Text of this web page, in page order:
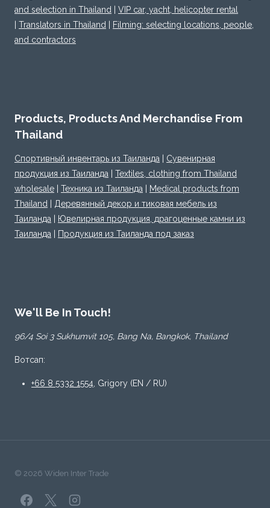
and selection in Thailand
VIP car, yacht, helicopter rental
Translators in Thailand
Filming: selecting locations, people,
and contractors
Products, Products And Merchandise From
Thailand
Спортивный инвентарь из Таиланда
Сувенирная
продукция из Таиланда
Textiles, clothing from Thailand
wholesale
Техника из Таиланда
Medical products from
Thailand
Деревянный декор и тиковая мебель из
Таиланда
Ювелирная продукция, драгоценные камни из
Таиланда
Продукция из Таиланда под заказ
We'll Be In Touch!
96/4 Soi 3 Sukhumvit 105, Bang Na, Bangkok, Thailand
Вотсап:
+66 8 5332 1554 , Grigory (EN / RU)
© 2026 Widen Inter Trade